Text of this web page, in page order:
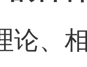
培养目